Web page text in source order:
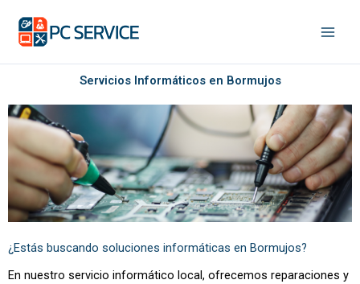
contenido
Servicios Informáticos en Bormujos
¿Estás buscando soluciones informáticas en Bormujos?
En nuestro servicio informático local, ofrecemos reparaciones y